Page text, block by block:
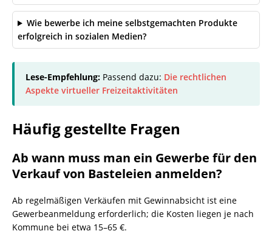
Wie bewerbe ich meine selbstgemachten Produkte
erfolgreich in sozialen Medien?
Lese-Empfehlung: Passend dazu: Die rechtlichen
Aspekte virtueller Freizeitaktivitäten
Häufig gestellte Fragen
Ab wann muss man ein Gewerbe für den
Verkauf von Basteleien anmelden?
Ab regelmäßigen Verkäufen mit Gewinnabsicht ist eine
Gewerbeanmeldung erforderlich; die Kosten liegen je nach
Kommune bei etwa 15–65 €.